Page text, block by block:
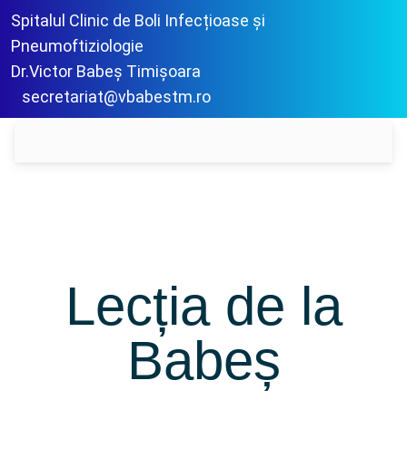
Spitalul Clinic de Boli Infecțioase și
Pneumoftiziologie
Dr.Victor Babeș Timișoara
secretariat@vbabestm.ro
Lecția de la
Babeș